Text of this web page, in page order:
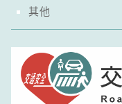
其他